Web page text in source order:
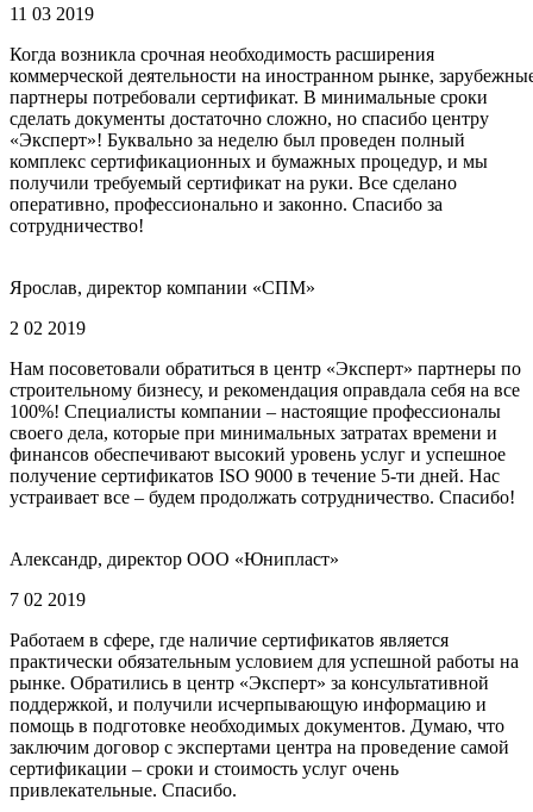
11 03 2019
Когда возникла срочная необходимость расширения
коммерческой деятельности на иностранном рынке,
партнеры потребовали сертификат. В минимальные сроки
сделать документы достаточно сложно, но спасибо центру
«Эксперт»! Буквально за неделю был проведен полный
комплекс сертификационных и бумажных процедур, и мы
получили требуемый сертификат на руки. Все сделано
оперативно, профессионально и законно. Спасибо за
сотрудничество!
Ярослав, директор компании «СПМ»
2 02 2019
Нам посоветовали обратиться в центр «Эксперт» партнеры по
строительному бизнесу, и рекомендация оправдала себя на все
100%! Специалисты компании – настоящие профессионалы
своего дела, которые при минимальных затратах времени и
финансов обеспечивают высокий уровень услуг и успешное
получение сертификатов ISO 9000 в течение 5-ти дней. Нас
устраивает все – будем продолжать сотрудничество. Спасибо!
Александр, директор ООО «Юнипласт»
7 02 2019
Работаем в сфере, где наличие сертификатов является
практически обязательным условием для успешной работы на
рынке. Обратились в центр «Эксперт» за консультативной
поддержкой, и получили исчерпывающую информацию и
помощь в подготовке необходимых документов. Думаю, что
заключим договор с экспертами центра на проведение самой
сертификации – сроки и стоимость услуг очень
привлекательные. Спасибо.